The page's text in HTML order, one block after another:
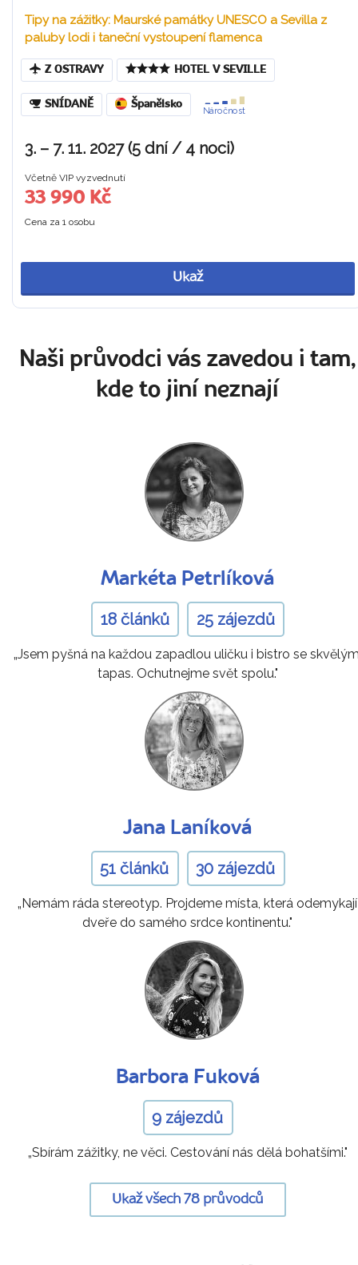
Tipy na zážitky: Maurské památky UNESCO a Sevilla z
paluby lodi i taneční vystoupení flamenca
Z OSTRAVY HOTEL V SEVILLE
SNÍDANĚ Španělsko
Náročnost
3. – 7. 11. 2027 (5 dní / 4 noci)
Včetně VIP vyzvednutí
33 990 Kč
Cena za 1 osobu
Ukaž
Naši průvodci vás zavedou i tam,
kde to jiní neznají
Markéta Petrlíková
18 článků 25 zájezdů
„Jsem pyšná na každou zapadlou uličku i bistro se
tapas. Ochutnejme svět spolu."
Jana Laníková
51 článků 30 zájezdů
„Nemám ráda stereotyp. Projdeme místa, která odemykají
dveře do samého srdce kontinentu."
Barbora Fuková
9 zájezdů
„Sbírám zážitky, ne věci. Cestování nás dělá bohatšími."
Ukaž všech 78 průvodců